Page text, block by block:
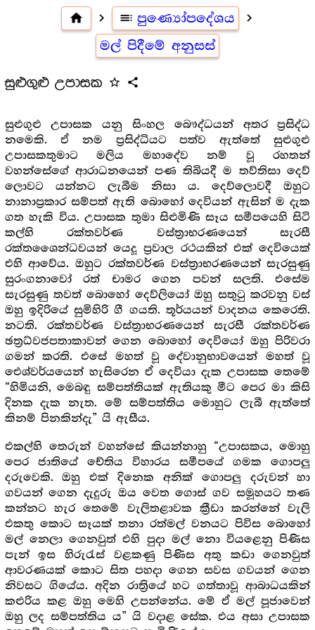
home navigate_next toc පුණ්‍යෝපදේශය navigate_next
මල් පිදීමේ අනුසස්
සුළුගුළු උපාසක star_outline share
සුළුගුළු උපාසක යනු සිංහල බෞද්ධයන් අතර ප්‍රසිද්ධ
නමෙකි. ඒ නම ප්‍රසිද්ධියට පත්ව ඇත්තේ සුළුගුළු
උපාසකතුමාට මලිය මහාදේව නම් වූ රහතන්
වහන්සේගේ ආරාධනයෙන් පණ තිබියදී ම තව්තිසා දෙව්
ලොවට යන්නට ලැබීම නිසා ය. දෙව්ලොවදී ඔහුට
නානාප්‍රකාර සම්පත් ඇති බොහෝ දෙවියන් ඇසින් ම දැක
ගත හැකි විය. උපාසක තුමා සිළුමිණි සෑය සමීපයෙහි සිටි
කල්හි රක්තවර්ණ වස්ත්‍රාභරණයෙන් සැරසී
රක්තශෛන්ධවයන් යෙදූ ප්‍රවාල රථයකින් එක් දෙවියෙක්
එහි ආවේය. ඔහුට රක්තවර්ණ වස්ත්‍රාභරණයෙන් සැරසුණු
සුරංගනාවෝ රත් චාමර ගෙන පවන් සලති. එසේම
සැරසුණු තවත් බොහෝ දෙව්ලියෝ ඔහු සතුටු කරවනු වස්
ඔහු ඉදිරියේ සුමිහිරි ගී ගයති. තූර්යයන් වාදනය කෙරෙති.
නටති. රක්තවර්ණ වස්ත්‍රාභරණයෙන් සැරසී රක්තවර්ණ
ඡත්‍රධ්වජපතාකාවන් ගෙන බොහෝ දෙවියෝ ඔහු පිරිවරා
ගමන් කරති. එසේ මහත් වූ දේවානුභාවයෙන් මහත් වූ
ඓශ්වර්යයෙන් හැසිරෙන ඒ දෙවියා දැක උපාසක තෙමේ
“හිමියනි, මෙබඳු සම්පත්තියක් ඇතියකු මීට පෙර මා කිසි
දිනක දැක නැත. මේ සම්පත්තිය මොහුට ලැබී ඇත්තේ
කිනම් පිනකින්දැ” යි ඇසීය.
එකල්හි තෙරුන් වහන්සේ කියන්නාහු “උපාසකය, මොහු
පෙර ජාතියේ චේතිය විහාරය සමීපයේ ගමක ගොපලු
දරුවෙකි. ඔහු එක් දිනෙක අනික් ගොපලු දරුවන් හා
ගවයන් ගෙන දැදුරු ඔය වෙත ගොස් ගව සමූහයට තණ
කන්නට හැර තෙමේ වැලිතළාවක ක්‍රීඩා කරන්නේ වැලි
එකතු කොට සෑයක් තනා රත්මල් වනයට පිවිස බොහෝ
මල් නෙලා ගෙනවුත් එහි පුදා මල් නො වියළෙනු පිණිස
පැන් ඉස හිරුරැස් වළකණු පිණිස අතු කඩා ගෙනවුත්
ආවරණයක් කොට සිත පහදා ගෙන සවස ගවයන් ගෙන
නිවසට ගියේය. අදින රාත්‍රියේ හට ගත්තාවූ ආබාධයකින්
කළුරිය කළ ඔහු මෙහි උපන්නේය. මේ ඒ මල් පූජාවෙන්
ඔහු ලද සම්පත්තිය ය” යි වදාළ සේක. එය අසා උපාසක